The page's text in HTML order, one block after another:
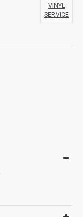
VINYL
SERVICE